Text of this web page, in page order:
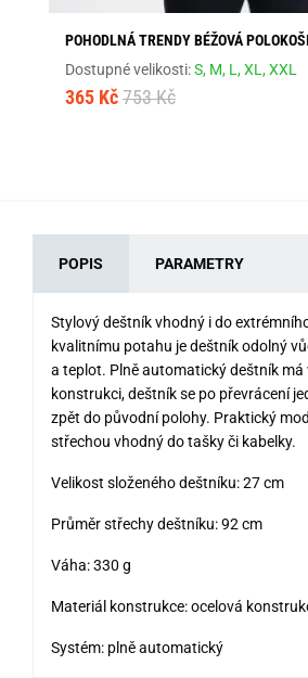
POHODLNÁ TRENDY BÉŽOVÁ
Dostupné velikosti:S, M, L,XL,XXL
365 Kč 753 Kč
POPIS PARAMETRY
Stylový deštník vhodný i do
kvalitnímu potahu je deštník odolný
a teplot. Plně automatický deštník má
konstrukci, deštník se po převrácení
zpět do původní polohy. Praktický
střechou vhodný do tašky či kabelky.
Velikost složeného deštníku: 27 cm
Průměr střechy deštníku: 92 cm
Váha: 330 g
Materiál konstrukce: ocelová
Systém: plně automatický